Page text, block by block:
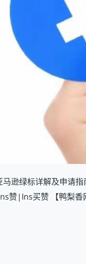
逊绿标详解及申请
|Ins买赞 【鸭梨香